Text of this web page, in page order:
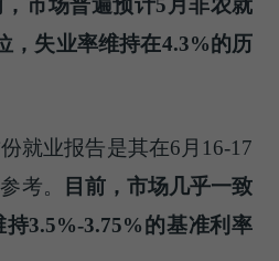
，市场普遍预计5月非农就
，失业率维持在4.3%的历
就业报告是其在6月16-17
考。
目前，市场几乎一致
3.5%-3.75%的基准利率